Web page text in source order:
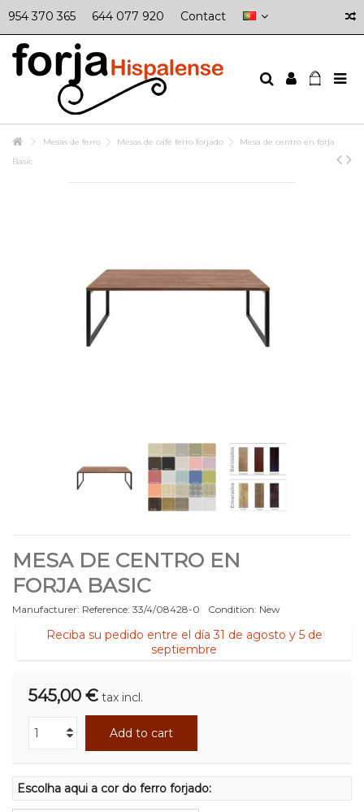
954 370 365 644 077 920 Contact
Mesas de ferro Mesas de café ferro forjado
Mesa de centro en forja
Basic
MESA DE CENTRO EN
FORJA BASIC
Manufacturer: Reference: 33/4/08428-0 Condition: New
Reciba su pedido entre el día 31 de agosto y 5 de
septiembre
545,00 € tax incl.
Add to cart
Escolha aqui a cor do ferro forjado: